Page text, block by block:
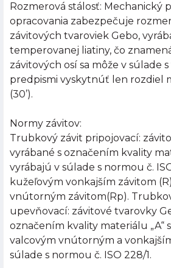
Rozmerová stálosť: Mechanický
opracovania zabezpečuje
závitových tvaroviek Gebo,
temperovanej liatiny, čo
závitových osí sa môže v súlade
predpismi vyskytnúť len rozdiel
(30’).
Normy závitov:
Trubkový závit pripojovací:
vyrábané s označením kvality
vyrábajú v súlade s normou č.
kužeľovým vonkajším závitom
vnútorným závitom(Rp).
upevňovací: závitové tvarovky
označením kvality materiálu „A“
valcovým vnútorným a
súlade s normou č. ISO 228/1.